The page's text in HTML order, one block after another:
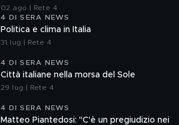
02 ago | Rete 4
4 DI SERA NEWS
Politica e clima in Italia
31 lug | Rete 4
4 DI SERA NEWS
Città italiane nella morsa del Sole
29 lug | Rete 4
4 DI SERA NEWS
Matteo Piantedosi: "C'è un pregiudizio nei